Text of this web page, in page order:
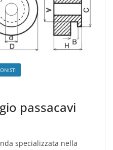
passacavi
specializzata nella